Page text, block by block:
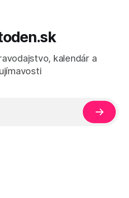
kalendár a